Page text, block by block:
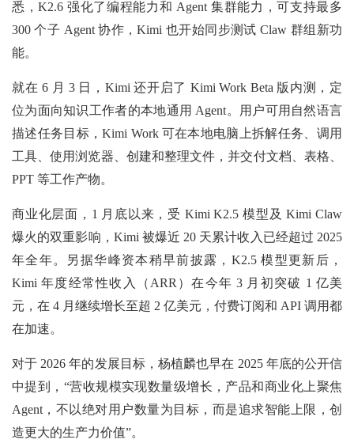
悉，K2.6 强化了编程能力和 Agent 集群能力，可支持最多
300 个子 Agent 协作，Kimi 也开始同步测试 Claw 群组新功
能。
就在 6 月 3 日，Kimi 还开启了 Kimi Work Beta 版内测，定
位为面向知识工作者的本地通用 Agent。用户可用自然语言
描述任务目标，Kimi Work 可在本地电脑上拆解任务、调用
工具、使用浏览器、创建和整理文件，并交付文档、表格、
PPT 等工作产物。
商业化层面，1 月底以来，受 Kimi K2.5 模型及 Kimi Claw
爆火的双重影响，Kimi 被爆近 20 天累计收入已经超过 2025
年全年。另据华峰资本稍早前披露，K2.5 模型更新后，
Kimi 年度经常性收入（ARR）在今年 3 月初突破 1 亿美
元，在 4 月继续增长至超 2 亿美元，付费订阅和 API 调用都
在加速。
对于 2026 年的发展目标，杨植麟也早在 2025 年底的公开信
中提到，“营收规模实现数量级增长，产品和商业化上聚焦
Agent，不以绝对用户数量为目标，而是追求智能上限，创
造更大的生产力价值”。